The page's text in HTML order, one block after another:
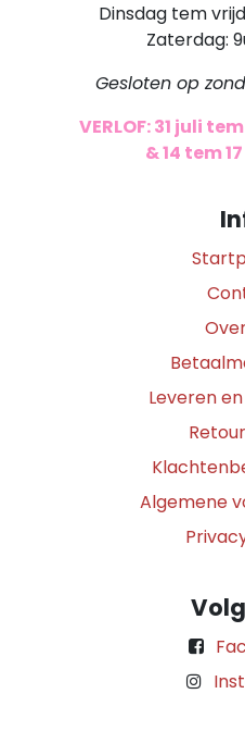
Dinsdag tem
Zaterdag:
Gesloten op
VERLOF: 31 juli
& 14 tem
Leveren
Algemene